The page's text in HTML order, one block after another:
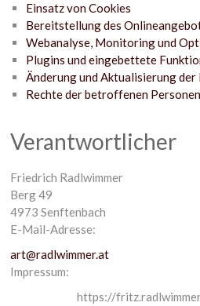
Einsatz von Cookies
Bereitstellung des
Webanalyse, Monitoring und
Plugins und eingebettete
Änderung und Aktualisierung
Rechte der betroffenen Personen
Verantwortlicher
Friedrich Radlwimmer
Berg 49
4973 Senftenbach
E-Mail-Adresse:
art@radlwimmer.at
Impressum:
https://